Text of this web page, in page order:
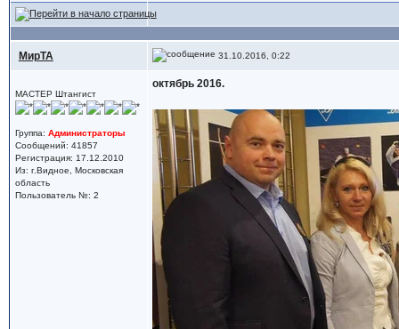
МирТА 31.10.2016, 0:22
МАСТЕР Штангист
Группа: Администраторы
Сообщений: 41857
Регистрация: 17.12.2010
Из: г.Видное, Московская
область
Пользователь №: 2
октябрь 2016.